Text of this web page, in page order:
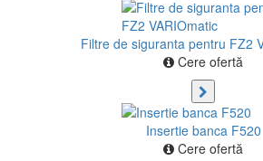
Filtre de siguranta pentru FZ2
Cere ofertă
Insertie banca F520
Cere ofertă